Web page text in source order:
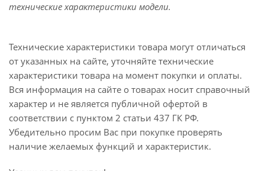
технические характеристики модели.
Технические характеристики товара могут отличаться
от указанных на сайте, уточняйте технические
характеристики товара на момент покупки и оплаты.
Вся информация на сайте о товарах носит справочный
характер и не является публичной офертой в
соответствии с пунктом 2 статьи 437 ГК РФ.
Убедительно просим Вас при покупке проверять
наличие желаемых функций и характеристик.